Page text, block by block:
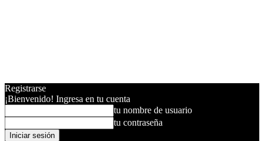
Registrarse
¡Bienvenido! Ingresa en tu cuenta
tu nombre de usuario
tu contraseña